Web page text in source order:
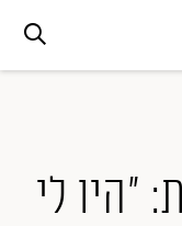
"היו לי